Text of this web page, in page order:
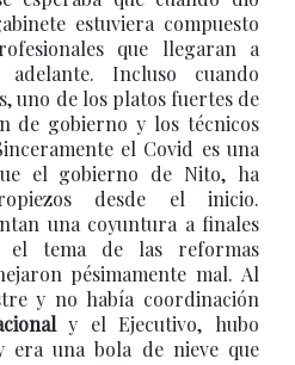
estuviera compuesto
que llegaran a
Incluso cuando
uno de los platos fuertes de
de gobierno y los técnicos
el Covid es una
el gobierno de Nito, ha
desde el inicio.
una coyuntura a finales
el tema de las reformas
pésimamente mal. Al
y no había coordinación
y el Ejecutivo, hubo
era una bola de nieve que